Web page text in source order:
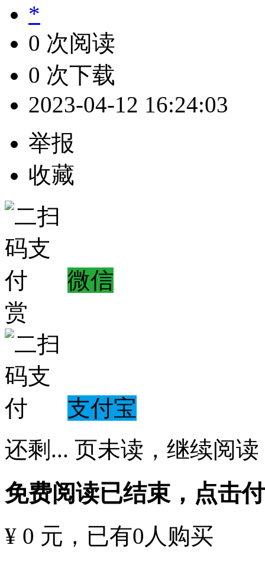
*
0 次阅读
0 次下载
2023-04-12 16:24:03
举报
收藏
微信
赏
支付宝
还剩 ... 页未读， 继续阅读
免费阅读已结束，点击
¥ 0 元 ，已有0 人购买